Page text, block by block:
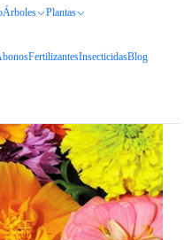
Árboles Plantas
FertilizantesInsecticidasBlog